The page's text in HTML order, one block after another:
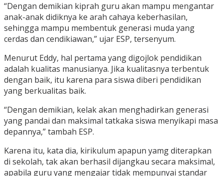
“Dengan demikian kiprah guru akan mampu mengantar
anak-anak didiknya ke arah cahaya keberhasilan,
sehingga mampu membentuk generasi muda yang
cerdas dan cendikiawan,” ujar ESP, tersenyum.
Menurut Eddy, hal pertama yang digojlok pendidikan
adalah kualitas manusianya. Jika kualitasnya terbentuk
dengan baik, itu karena para siswa diberi pendidikan
yang berkualitas baik.
“Dengan demikian, kelak akan menghadirkan generasi
yang pandai dan maksimal tatkaka siswa menyikapi masa
depannya,” tambah ESP.
Karena itu, kata dia, kirikulum apapun yamg diterapkan
di sekolah, tak akan berhasil dijangkau secara maksimal,
apabila guru yang mengajar tidak mempunyai standar